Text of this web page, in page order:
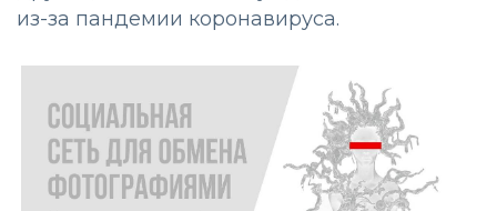
из-за пандемии коронавируса.